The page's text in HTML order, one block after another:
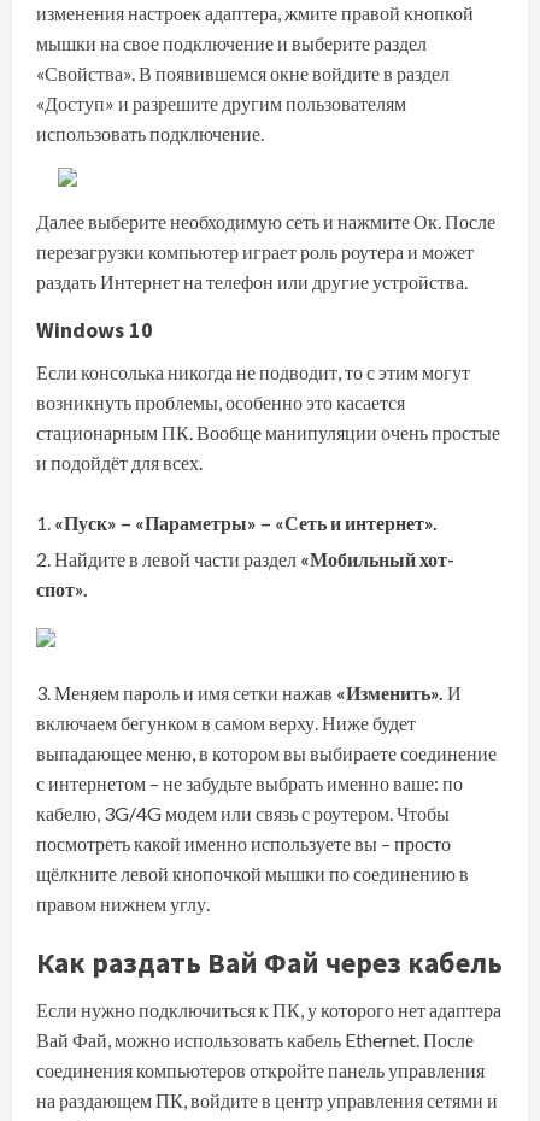
изменения настроек адаптера, жмите правой кнопкой
мышки на свое подключение и выберите раздел
«Свойства». В появившемся окне войдите в раздел
«Доступ» и разрешите другим пользователям
использовать подключение.
Далее выберите необходимую сеть и нажмитеОк. После
перезагрузки компьютер играет роль роутера и может
раздать Интернет на телефон или другие устройства.
Windows 10
Если консолька никогда не подводит, то с этим могут
возникнуть проблемы, особенно это касается
стационарным ПК. Вообще манипуляции очень простые
и подойдёт для всех.
«Пуск» – «Параметры» – «Сеть и интернет».
Найдите в левой части раздел «Мобильный хот-
спот».
Меняем пароль и имя сетки нажав «Изменить». И
включаем бегунком в самом верху. Ниже будет
выпадающее меню, в котором вы выбираете соединение
с интернетом – не забудьте выбрать именно ваше: по
кабелю, 3G/4G модем или связь с роутером. Чтобы
посмотреть какой именно используете вы – просто
щёлкните левой кнопочкой мышки по соединению в
правом нижнем углу.
Как раздать Вай Фай через кабель
Если нужно подключиться к ПК, у которого нетадаптера
Вай Фай, можно использовать кабель Ethernet. После
соединения компьютеров откройте панель управления
на раздающем ПК, войдите в центр управления сетями и